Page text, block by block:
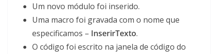
Um novo módulo foi inserido.
Uma macro foi gravada com o nome que
especificamos – InserirTexto.
O código foi escrito na janela de código do